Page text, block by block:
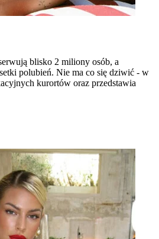
blisko 2 miliony osób, a
polubień. Nie ma co się dziwić - w
kurortów oraz przedstawia